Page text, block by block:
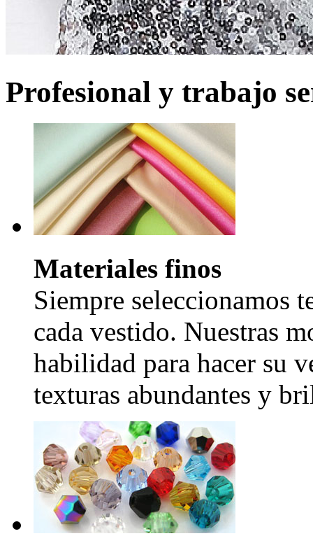
Profesional y trabajo
Materiales finos
Siempre seleccionamos
cada vestido. Nuestras
habilidad para hacer su
texturas abundantes y